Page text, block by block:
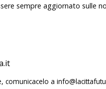
sempre aggiornato sulle
comunicacelo a